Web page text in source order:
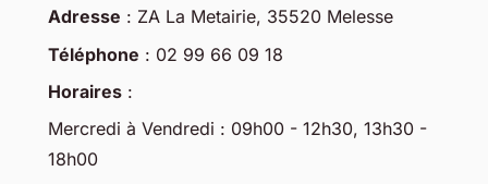
Adresse : ZA La Metairie, 35520 Melesse
Téléphone : 02 99 66 09 18
Horaires :
Mercredi à Vendredi : 09h00 - 12h30, 13h30 -
18h00